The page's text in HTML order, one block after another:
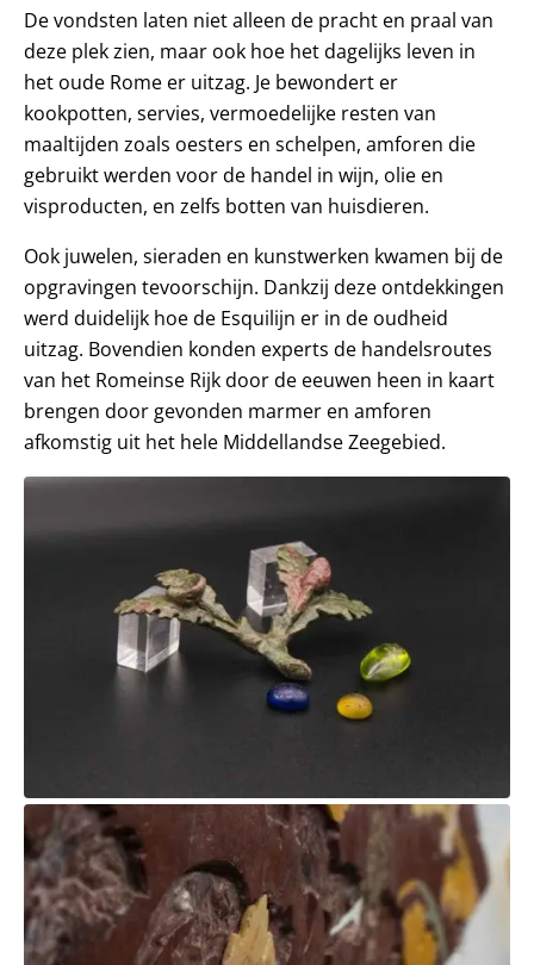
De vondsten laten niet alleen de pracht en praal van
deze plek zien, maar ook hoe het dagelijks leven in
het oude Rome er uitzag. Je bewondert er
kookpotten, servies, vermoedelijke resten van
maaltijden zoals oesters en schelpen, amforen die
gebruikt werden voor de handel in wijn, olie en
visproducten, en zelfs botten van huisdieren.
Ook juwelen, sieraden en kunstwerken kwamen bij de
opgravingen tevoorschijn. Dankzij deze ontdekkingen
werd duidelijk hoe de Esquilijn er in de oudheid
uitzag. Bovendien konden experts de handelsroutes
van het Romeinse Rijk door de eeuwen heen in kaart
brengen door gevonden marmer en amforen
afkomstig uit het hele Middellandse Zeegebied.